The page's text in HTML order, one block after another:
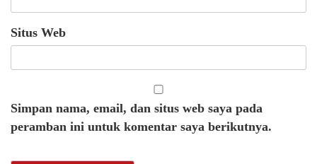
Situs Web
Simpan nama, email, dan situs web saya pada
peramban ini untuk komentar saya berikutnya.